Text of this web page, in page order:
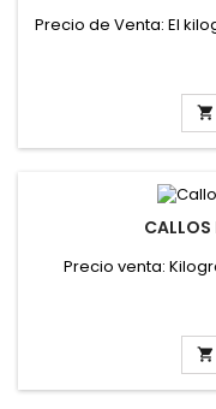
Precio de Venta: El

CALLOS
Precio venta:
